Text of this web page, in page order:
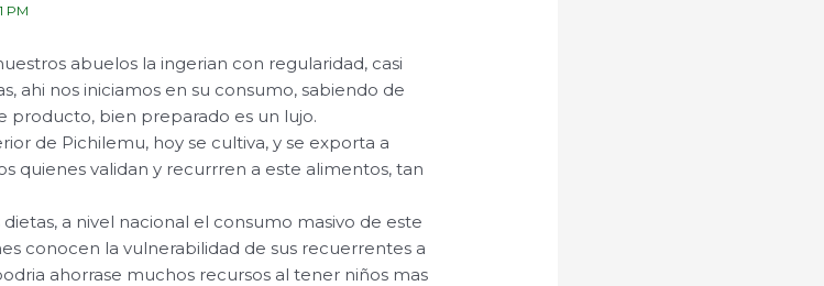
PM
abuelos la ingerian con regularidad, casi
ahi nos iniciamos en su consumo, sabiendo de
producto, bien preparado es un lujo.
de Pichilemu, hoy se cultiva, y se exporta a
quienes validan y recurrren a este alimentos, tan
a nivel nacional el consumo masivo de este
conocen la vulnerabilidad de sus recuerrentes a
ahorrase muchos recursos al tener niños mas